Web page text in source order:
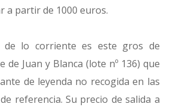
a partir de 1000 euros.
de lo corriente es este gros de
de Juan y Blanca (lote nº 136) que
de leyenda no recogida en las
referencia. Su precio de salida a